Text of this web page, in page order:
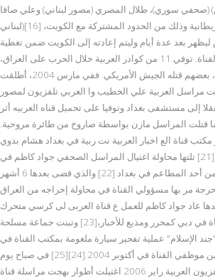
(صحفي سوري)، طلال المصري (مصور لبناني) وعلي صافا (مهندس al3arabiya tv live
لبناني)[16] إلى العراق مع القوات البريطانية وذلك من الحدود المشتركة مع الكويت،
في 22 مارس ليظهر بعد عدة أيام وليتم إعادته إلى الكويت ضمن تغطية
إعلامية واسعة من طرف القناة. توفي 11 من كوادر العربية خلال الحرب على العراق،
وقعوا ضحايا لأعمال العنف، بعضهم قتله الجيش الأمريكي. ففي مارس 2004، أطلقت
مراسل العربية علي الخطيب وا العربي تلفزيون لمصور
إلى مستشفى بغداد وتوفيا على تحميل قناه العربيه أثر
كما قتلت المراسل مازن بواسطة صاروخ من طائرة مروحية.
قناة الع اخبار العربية نت ربية في بغداد هشام بدوي
ومذيعة القناة نجوى قاسم،[21] تلتها محاولة اغتيال المراسل الصحفي جواد كاظم في
يونيو 2005 أثناء خروجه من أحد المطاعم في بغداد [22] والذي قضى بعدها 6 أشهر
مر بها مسؤولي القناة في محاولة إخراجه من العراق
عاد جواد كاظم للعمل ع قناة العربى لى كرسي متحرك
هذه المرة في مقر القناة في دبي كمحرر ومذيع للأخبار،[23] وتبنت جماعة مسلحة
الإسلام" عملية تفجير سيارة ملغومة بمكتب القناة في
بغداد الذي راح ضحيتها 7 من موظفي القناة في أكتوبر 2004.[24][25] في صباح يوم
الأربعاء 22 فب قنوات التلفزيون العربية راير 2006 اغتيلت أطوار بهجت مراسلة قناة